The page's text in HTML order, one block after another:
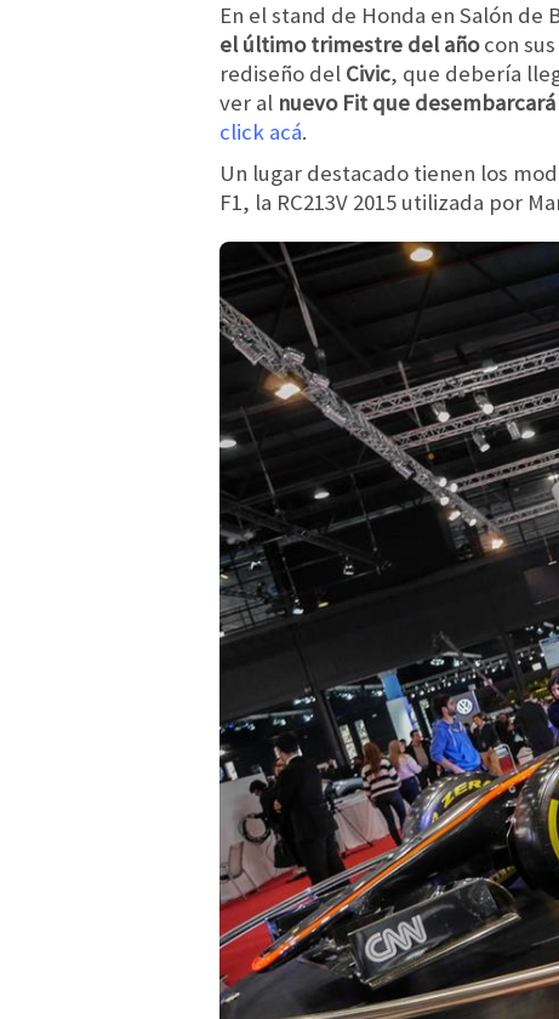
En el stand de Honda en Salón de
el último trimestre del añocon
rediseño del Civic, que debería
ver al nuevo Fit que
click acá.
Un lugar destacado tienen los
F1, la RC213V 2015 utilizada por